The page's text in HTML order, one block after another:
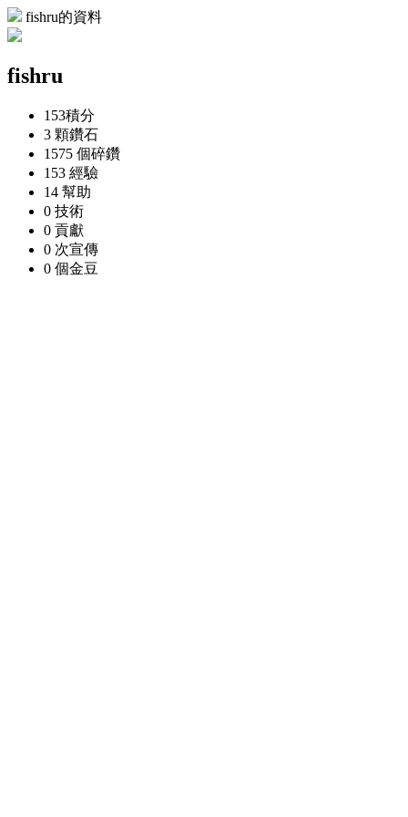
fishru的資料
fishru
153積分
3 顆鑽石
1575 個碎鑽
153 經驗
14 幫助
0 技術
0 貢獻
0 次宣傳
0 個金豆